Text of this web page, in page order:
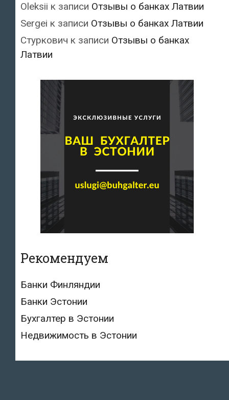
Oleksii к записи Отзывы о банках Латвии
Sergei к записи Отзывы о банках Латвии
Стуркович к записи Отзывы о банках
Латвии
Рекомендуем
Банки Финляндии
Банки Эстонии
Бухгалтер в Эстонии
Недвижимость в Эстонии